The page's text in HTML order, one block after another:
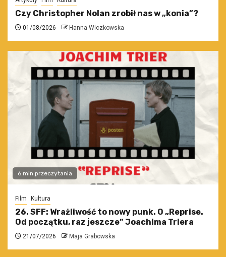
Czy Christopher Nolan zrobił nas w „konia”?
01/08/2026 Hanna Wiczkowska
6 min przeczytania
Film Kultura
26. SFF: Wrażliwość to nowy punk. O „Reprise.
Od początku, raz jeszcze” Joachima Triera
21/07/2026 Maja Grabowska